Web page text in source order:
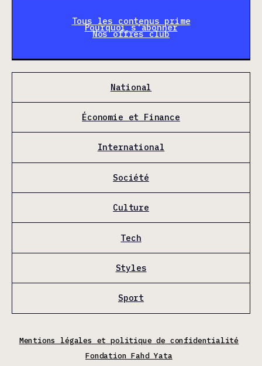
Tous les contenus prime
Pourquoi s'abonner
Nos offres club
National
Économie et Finance
International
Société
Culture
Tech
Styles
Sport
Mentions légales et politique de confidentialité
Fondation Fahd Yata